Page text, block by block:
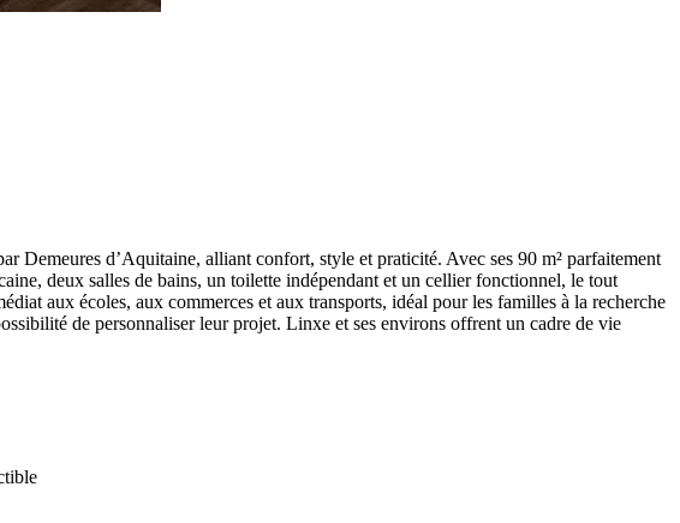
Demeures d’Aquitaine, alliant confort, style et praticité. Avec ses 90 m² parfaitement
deux salles de bains, un toilette indépendant et un cellier fonctionnel, le tout
aux écoles, aux commerces et aux transports, idéal pour les familles à la recherche
de personnaliser leur projet. Linxe et ses environs offrent un cadre de vie